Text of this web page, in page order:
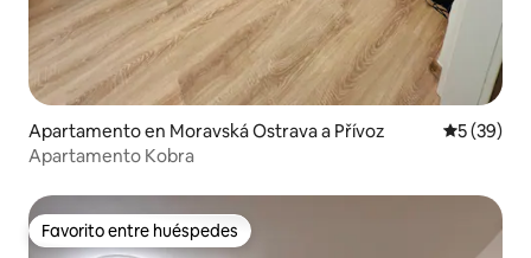
Apartamento en Moravská Ostrava a Přívoz
5 (39)
Apartamento Kobra
Favorito entre huéspedes
Favorito entre huéspedes